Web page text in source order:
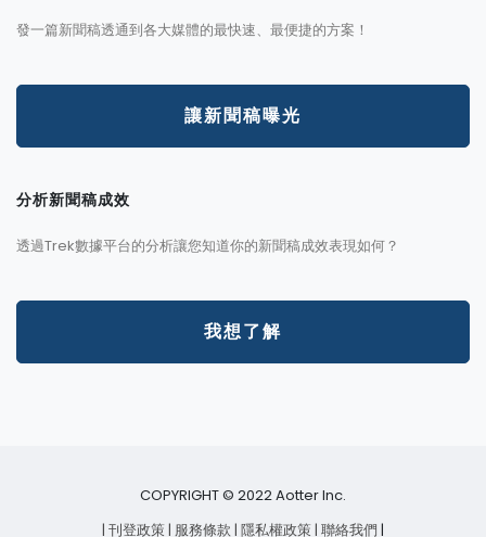
發一篇新聞稿透通到各大媒體的最快速、最便捷的方案！
讓新聞稿曝光
分析新聞稿成效
透過Trek數據平台的分析讓您知道你的新聞稿成效表現如何？
我想了解
COPYRIGHT © 2022 Aotter Inc.
| 刊登政策| 服務條款 | 隱私權政策| 聯絡我們 |